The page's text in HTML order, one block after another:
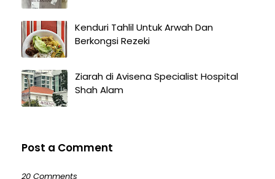
Kenduri Tahlil Untuk Arwah Dan
Berkongsi Rezeki
Ziarah di Avisena Specialist Hospital
Shah Alam
Post a Comment
20 Comments